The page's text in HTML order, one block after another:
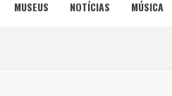
MUSEUS NOTÍCIAS MÚSICA